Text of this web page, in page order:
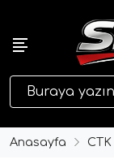
Anasayfa